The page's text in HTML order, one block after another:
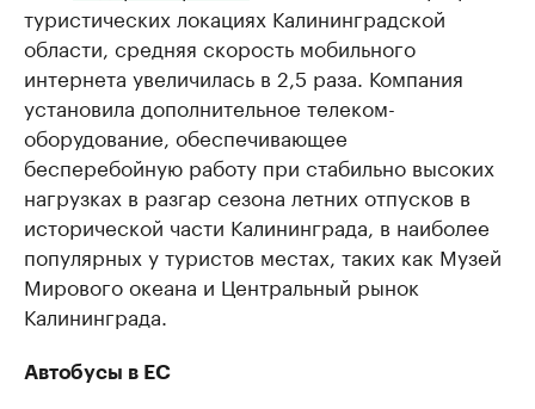
туристических локациях Калининградской
области, средняя скорость мобильного
интернета увеличилась в 2,5 раза. Компания
установила дополнительное телеком-
оборудование, обеспечивающее
бесперебойную работу при стабильно высоких
нагрузках в разгар сезона летних отпусков в
исторической части Калининграда, в наиболее
популярных у туристов местах, таких как Музей
Мирового океана и Центральный рынок
Калининграда.
Автобусы в ЕС